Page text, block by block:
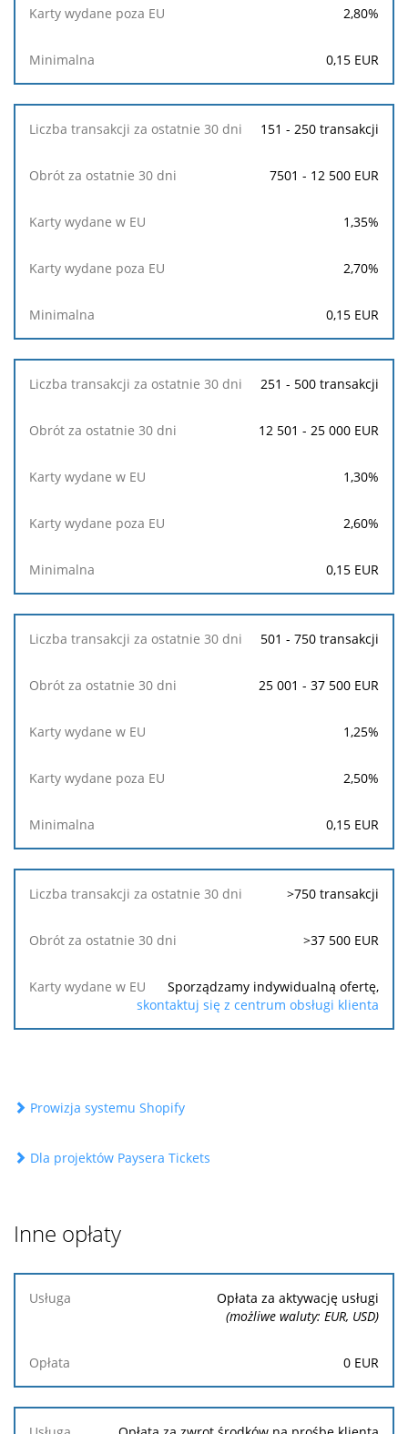
poza
2,80%
0,15 EUR
151 - 250 transakcji
7501 - 12 500 EUR
1,35%
2,70%
0,15 EUR
251 - 500 transakcji
12 501 - 25 000 EUR
1,30%
2,60%
0,15 EUR
501 - 750 transakcji
25 001 - 37 500 EUR
1,25%
2,50%
0,15 EUR
>750 transakcji
>37 500 EUR
Sporządzamy indywidualną ofertę,
skontaktuj się z centrum obsługi klienta
Prowizja systemu Shopify
Dla projektów Paysera Tickets
Inne opłaty
Usługa
Opłata za aktywację usługi
(możliwe waluty: EUR, USD)
0 EUR